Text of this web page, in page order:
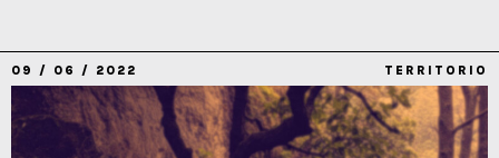
09 / 06 / 2022 TERRITORIO